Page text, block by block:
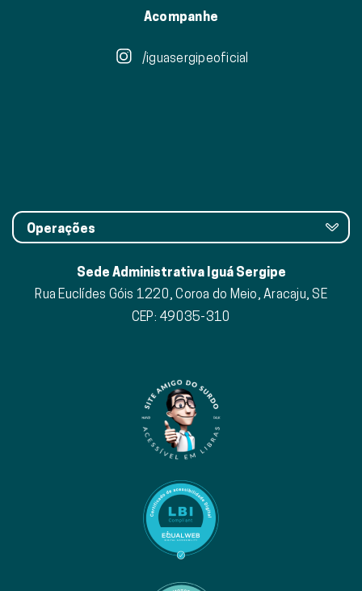
Acompanhe
/iguasergipeoficial
Operações
Sede Administrativa Iguá Sergipe
Rua Euclídes Góis 1220, Coroa do Meio, Aracaju, SE
CEP: 49035-310